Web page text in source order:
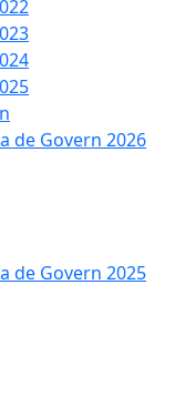
de Govern 2026
de Govern 2025